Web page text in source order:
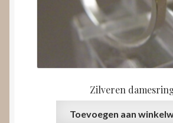
Zilveren
Toevoegen aan